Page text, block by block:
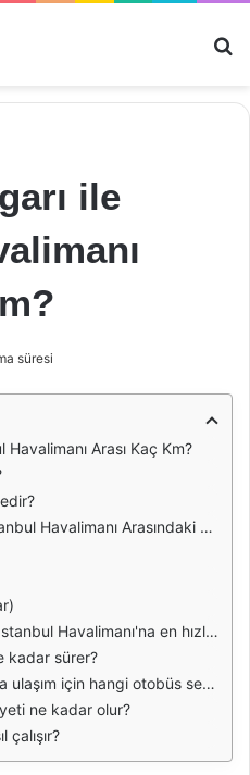
ile
süresi
Arası Kaç Km?
Havalimanı Arasındaki Mesafe
en hızlı ulaşım yöntemi nedir?
kadar sürer?
için hangi otobüs seferleri mevcut?
ne kadar olur?
çalışır?